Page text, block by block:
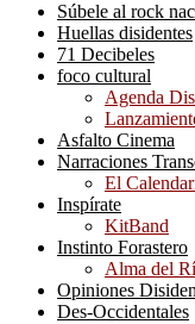
Súbele al rock
Huellas disidentes
71 Decibeles
foco cultural
Agenda
Asfalto Cinema
Narraciones
El
Inspírate
KitBand
Instinto Forastero
Alma del
Opiniones
Des-Occidentales